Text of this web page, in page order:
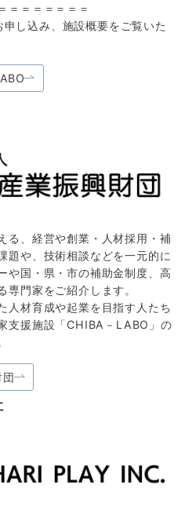
＝＝＝＝＝＝＝
し込み、施設概要をご覧いた
る、経営や創業・人材採用・補
題や、技術相談などを一元的に
や国・県・市の補助金制度、高
専門家をご紹介します。
人材育成や起業を目指す人たち
支援施設「CHIBA－LABO」の
団